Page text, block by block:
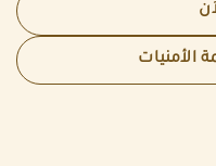
الأمنيات